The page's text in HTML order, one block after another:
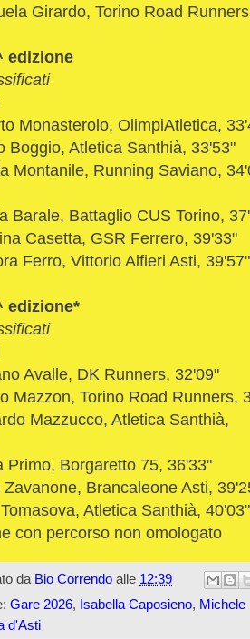
Girardo, Torino Road
edizione
Monasterolo, OlimpiAtletica,
Boggio, Atletica Santhià, 33'53"
Montanile, Running Saviano,
Barale, Battaglio CUS Torino,
Casetta, GSR Ferrero, 39'33"
Ferro, Vittorio Alfieri Asti, 39'57"
edizione*
Avalle, DK Runners, 32'09"
Mazzon, Torino Road Runners,
Mazzucco, Atletica Santhià,
Primo, Borgaretto 75, 36'33"
Zavanone, Brancaleone Asti,
Atletica Santhià, 40'03"
con percorso non omologato
da Bio Correndo alle 12:39
Gare 2026, Isabella Caposieno, Michele
d'Asti